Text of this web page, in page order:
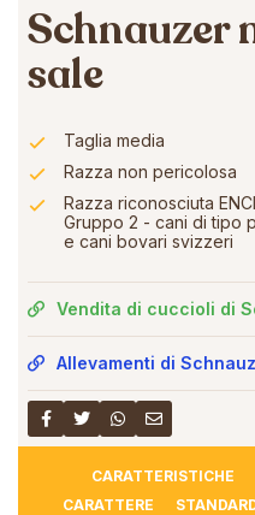
Schnauzer
sale
Taglia media
Razza non pericolosa
Razza riconosciuta ENCI
Gruppo 2 - cani di tipo
e cani bovari svizzeri
Vendita di cuccioli di
Allevamenti di
CARATTERISTICHE
CARATTERE